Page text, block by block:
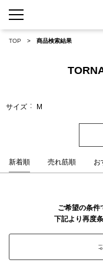
TOP 商品検索結果
サイズ M
新着順 売れ筋順 お
ご希望の条件
下記より再度